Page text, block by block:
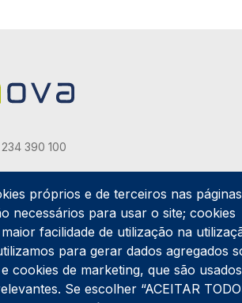
234 390 100
Nazaré
da Gafanha da Nazaré
próprios e de terceiros nas
necessários para usar o site; cookies
facilidade de utilização na
para gerar dados agregados
cookies de marketing, que são
Se escolher “ACEITAR